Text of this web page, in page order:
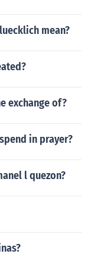
mean?
exchange of?
in prayer?
l quezon?